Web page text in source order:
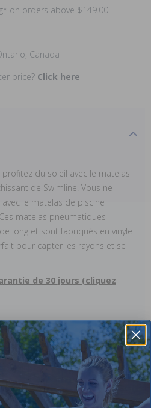
on orders above $149.00!
Canada
price? Click here
du soleil avec le matelas
de Swimline! Vous ne
le matelas de piscine
matelas pneumatiques
long et sont fabriqués en vinyle
pour capter les rayons et se
de 30 jours (cliquez
to leave a review!